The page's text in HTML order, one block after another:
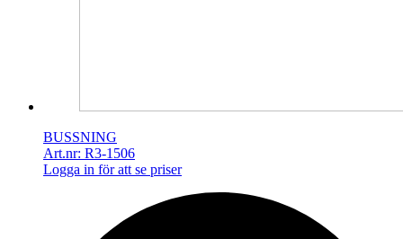
BUSSNING
Art.nr: R3-1506
Logga in för att se priser